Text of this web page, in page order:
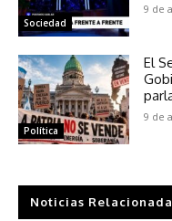
Sociedad
9 de
Política
El
9 de
Noticias